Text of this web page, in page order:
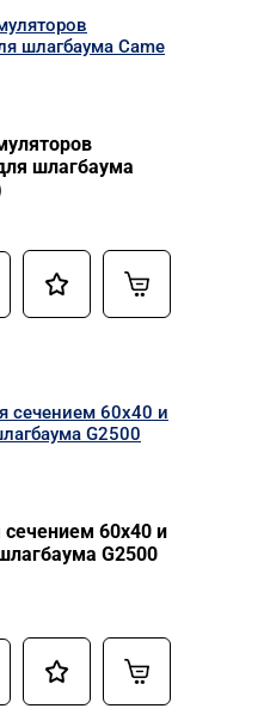
шлагбаума
60х40 и
G2500